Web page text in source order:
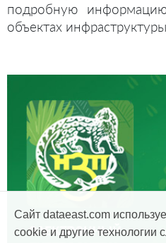
подробную
объектах
Сайт dataeast.com
cookie и другие технологии